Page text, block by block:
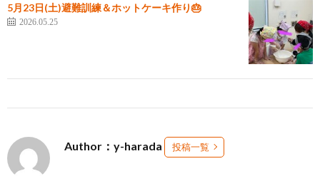
5月23日(土)避難訓練＆ホットケーキ作り🎂
2026.05.25
Author：y-harada 投稿一覧